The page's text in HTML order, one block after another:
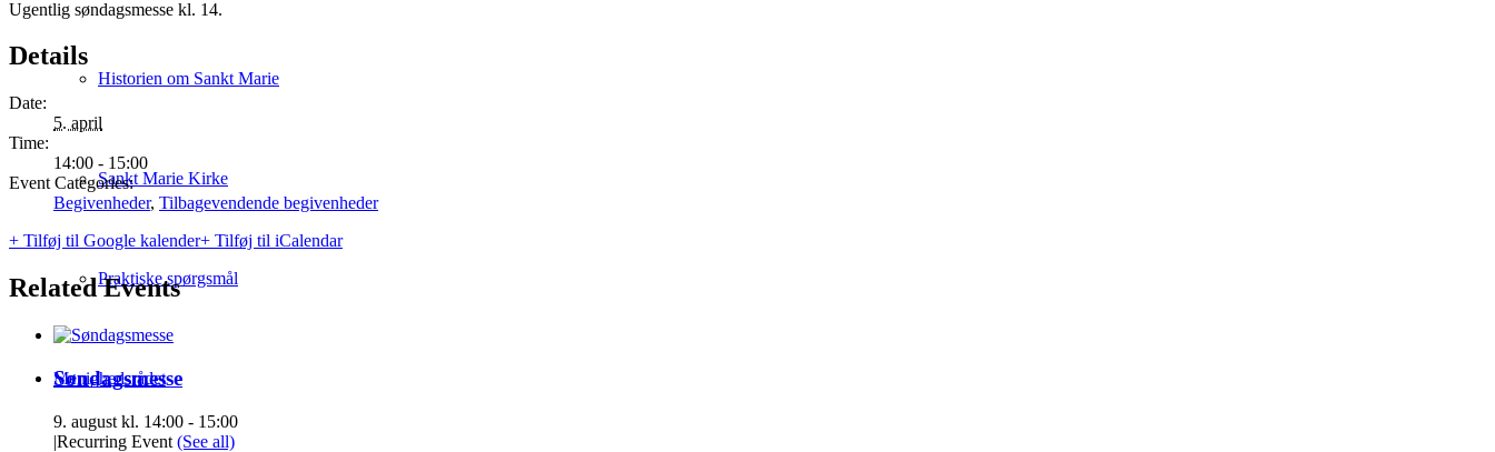
Historien om Sankt Marie
Sankt Marie Kirke
Praktiske spørgsmål
Menighedsrådet
Ugentlig søndagsmesse kl. 14.
Details
Date:
5. april
Time:
14:00 - 15:00
Event Categories:
Begivenheder, Tilbagevendende begivenheder
+ Tilføj til Google kalender+ Tilføj til iCalendar
Related Events
Søndagsmesse
9. august kl. 14:00 - 15:00
|Recurring Event (See all)